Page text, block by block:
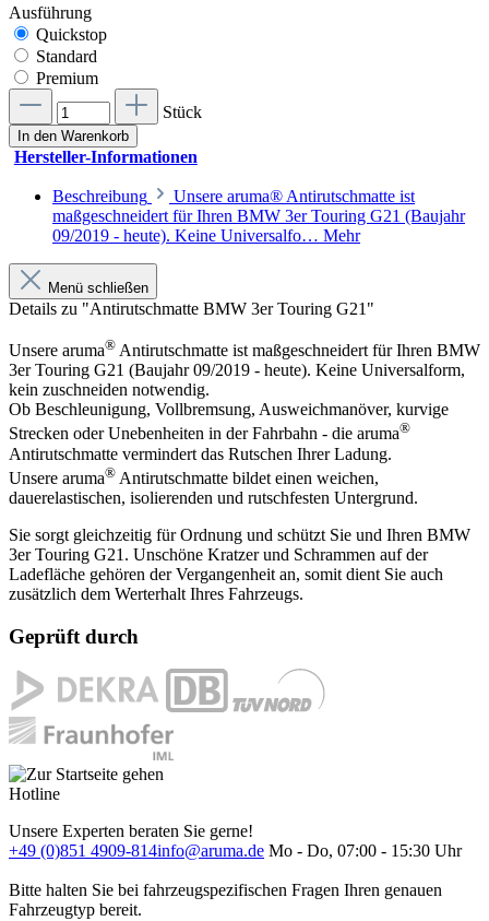
Ausführung
Quickstop
Standard
Premium
Stück
In den Warenkorb
Hersteller-Informationen
Beschreibung
Unsere aruma® Antirutschmatte ist
maßgeschneidert für Ihren BMW 3er Touring G21 (Baujahr
09/2019 - heute). Keine Universalfo… Mehr
Menü schließen
Details zu "Antirutschmatte BMW 3er Touring G21"
Unsere aruma® Antirutschmatte ist maßgeschneidert für Ihren BMW
3er Touring G21 (Baujahr 09/2019 - heute). Keine Universalform,
kein zuschneiden notwendig.
Ob Beschleunigung, Vollbremsung, Ausweichmanöver, kurvige
Strecken oder Unebenheiten in der Fahrbahn - die aruma®
Antirutschmatte vermindert das Rutschen Ihrer Ladung.
Unsere aruma® Antirutschmatte bildet einen weichen,
dauerelastischen, isolierenden und rutschfesten Untergrund.
Sie sorgt gleichzeitig für Ordnung und schützt Sie und Ihren BMW
3er Touring G21. Unschöne Kratzer und Schrammen auf der
Ladefläche gehören der Vergangenheit an, somit dient Sie auch
zusätzlich dem Werterhalt Ihres Fahrzeugs.
Geprüft durch
Hotline
Unsere Experten beraten Sie gerne!
+49 (0)851 4909-814info@aruma.de Mo - Do, 07:00 - 15:30 Uhr
Bitte halten Sie bei fahrzeugspezifischen Fragen Ihren genauen
Fahrzeugtyp bereit.